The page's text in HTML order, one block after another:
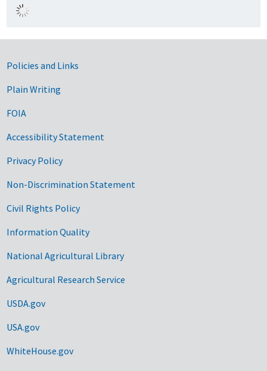
Government Links
Policies and Links
Plain Writing
FOIA
Accessibility Statement
Privacy Policy
Non-Discrimination Statement
Civil Rights Policy
Information Quality
National Agricultural Library
Agricultural Research Service
USDA.gov
USA.gov
WhiteHouse.gov